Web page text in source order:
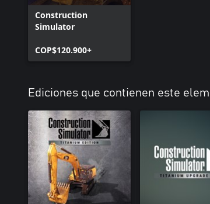
Construction
Simulator
COP$120.900+
Ediciones que contienen este